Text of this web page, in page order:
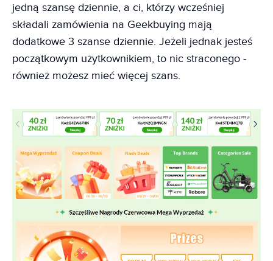
jedną szansę dziennie, a ci, którzy wcześniej
składali zamówienia na Geekbuying mają
dodatkowe 3 szanse dziennie. Jeżeli jednak jesteś
początkowym użytkownikiem, to nic straconego -
również możesz mieć więcej szans.